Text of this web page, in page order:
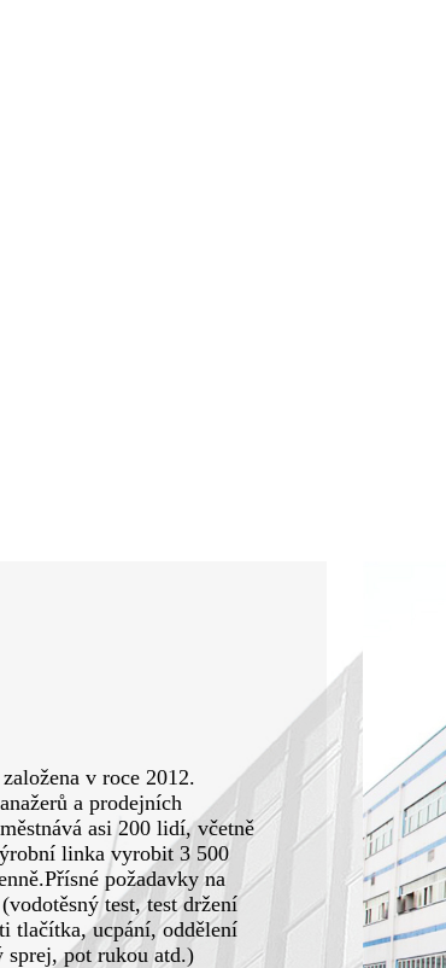
v roce 2012.
a prodejních
asi 200 lidí, včetně
linka vyrobit 3 500
požadavky na
test, test držení
tlačítka, ucpání, oddělení
sprej, pot rukou atd.)